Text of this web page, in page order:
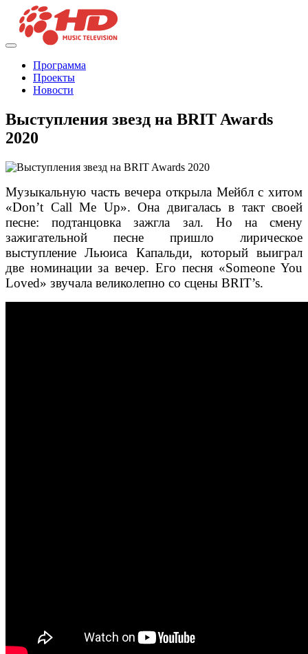
Программа
Проекты
Новости
Выступления звезд на BRIT Awards
2020
Музыкальную часть вечера открыла Мейбл с хитом
«Don’t Call Me Up». Она двигалась в такт своей
песне: подтанцовка зажгла зал. Но на смену
зажигательной песне пришло лирическое
выступление Льюиса Капальди, который выиграл
две номинации за вечер. Его песня «Someone You
Loved» звучала великолепно со сцены BRIT’s.